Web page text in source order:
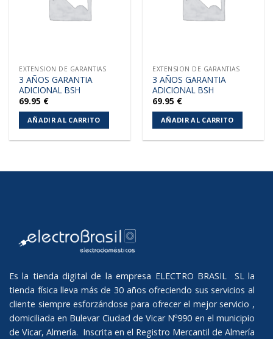
EXTENSION DE GARANTIAS
3 AÑOS GARANTIA
ADICIONAL BSH
69.95 €
AÑADIR AL CARRITO
EXTENSION DE GARANTIAS
3 AÑOS GARANTIA
ADICIONAL BSH
69.95 €
AÑADIR AL CARRITO
Es la tienda digital de la empresa ELECTRO BRASIL SL la
tienda física lleva más de 30 años ofreciendo sus servicios al
cliente siempre esforzándose para ofrecer el mejor servicio ,
domiciliada en Bulevar Ciudad de Vicar Nº990 en el municipio
de Vicar, Almería. Inscrita en el Registro Mercantil de Almería